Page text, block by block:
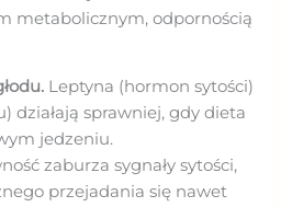
metabolicznym, odpornością
Leptyna (hormon sytości)
działają sprawniej, gdy dieta
jedzeniu.
zaburza sygnały sytości,
przejadania się nawet